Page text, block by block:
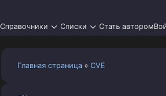
Справочники Списки Стать автором
Главная страница » CVE